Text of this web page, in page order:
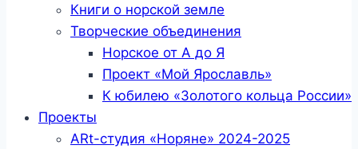
Книги о норской земле
Творческие объединения
Норское от А до Я
Проект «Мой Ярославль»
К юбилею «Золотого кольца России»
Проекты
ARt-студия «Норяне» 2024-2025